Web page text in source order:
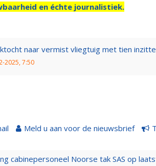
en échte journalistiek.
naar vermist vliegtuig met tien
2025, 7:50
Meld u aan voor de nieuwsbrief
cabinepersoneel Noorse tak SAS op